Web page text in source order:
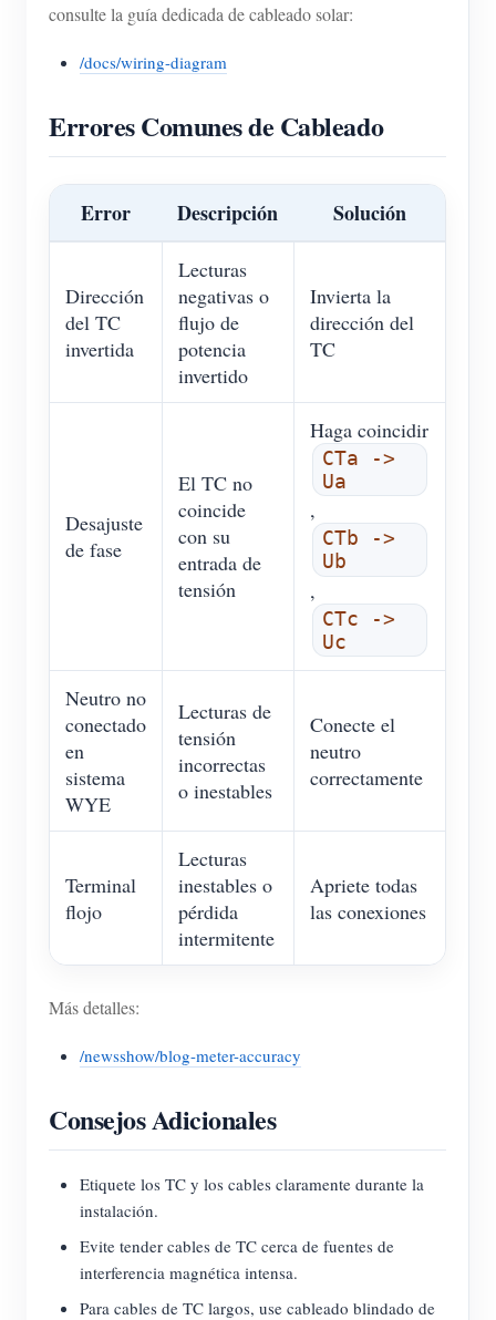
consulte la guía dedicada de cableado solar:
/docs/wiring-diagram
Errores Comunes de Cableado
Error Descripción Solución
Dirección
del TC
invertida
Lecturas
negativas o
flujo de
potencia
invertido
Invierta la
dirección del
TC
Desajuste
de fase
El TC no
coincide
con su
entrada de
tensión
Haga coincidir
CTa ->
Ua
,
CTb ->
Ub
,
CTc ->
Uc
Neutro no
conectado
en
sistema
WYE
Lecturas de
tensión
incorrectas
o inestables
Conecte el
neutro
correctamente
Terminal
flojo
Lecturas
inestables o
pérdida
intermitente
Apriete todas
las conexiones
Más detalles:
/newsshow/blog-meter-accuracy
Consejos Adicionales
Etiquete los TC y los cables claramente durante la
instalación.
Evite tender cables de TC cerca de fuentes de
interferencia magnética intensa.
Para cables de TC largos, use cableado blindado de